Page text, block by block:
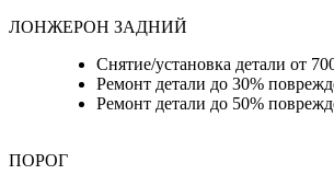
ЛОНЖЕРОН ЗАДНИЙ
Снятие/установка детали от
Ремонт детали до 30%
Ремонт детали до 50%
ПОРОГ